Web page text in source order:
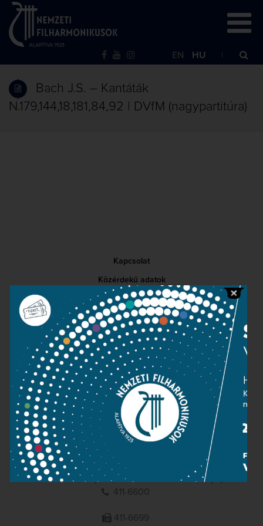
EN HU
Bach J.S. – Kantáták
N.179,144,18,181,84,92 | DVfM (nagypartitúra)
Kapcsolat
Közérdekű adatok
Sajtószoba
Adatvédelem
Impresszum
NEMZETI
FILHARMONIKUSOK
1095 Budapest, Komor Marcell u. 1. (Müpa)
411-6600
411-6699